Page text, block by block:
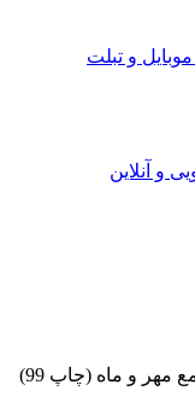
و تبلت
و آنلاین
و ماه (چاپ 99)